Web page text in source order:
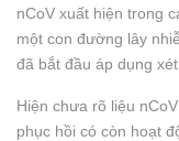
nCoV xuất hiện trong
một con đường lây
đã bắt đầu áp dụng
Hiện chưa rõ liệu
phục hồi có còn hoạt